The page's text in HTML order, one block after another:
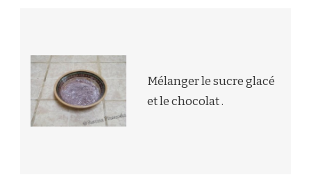
Mélanger le sucre glacé
et le chocolat .